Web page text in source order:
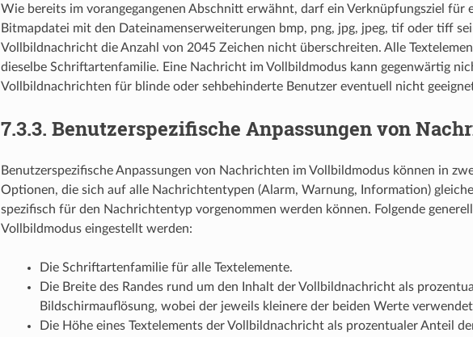
Wie bereits im vorangegangenen Abschnitt erwähnt, darf ein Verknüpfungsziel für
Bitmapdatei mit den Dateinamenserweiterungen bmp, png, jpg, jpeg, tif oder tiff
Vollbildnachricht die Anzahl von 2045 Zeichen nicht überschreiten. Alle
dieselbe Schriftartenfamilie. Eine Nachricht im Vollbildmodus kann gegenwärtig
Vollbildnachrichten für blinde oder sehbehinderte Benutzer eventuell nicht
7.3.3. Benutzerspezifische Anpassungen von
Benutzerspezifische Anpassungen von Nachrichten im Vollbildmodus können in
Optionen, die sich auf alle Nachrichtentypen (Alarm, Warnung, Information)
spezifisch für den Nachrichtentyp vorgenommen werden können. Folgende
Vollbildmodus eingestellt werden:
Die Schriftartenfamilie für alle Textelemente.
Die Breite des Randes rund um den Inhalt der Vollbildnachricht als
Bildschirmauflösung, wobei der jeweils kleinere der beiden Werte
Die Höhe eines Textelements der Vollbildnachricht als prozentualer Anteil